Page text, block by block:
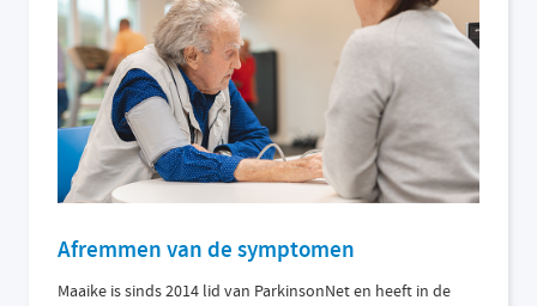
Afremmen van de symptomen
Maaike is sinds 2014 lid van ParkinsonNet en heeft in de